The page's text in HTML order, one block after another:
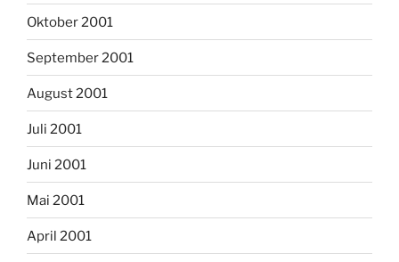
Oktober 2001
September 2001
August 2001
Juli 2001
Juni 2001
Mai 2001
April 2001